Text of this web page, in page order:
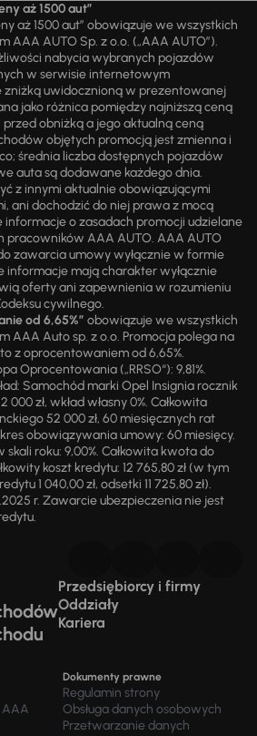
aż 1500 aut”
aż 1500 aut” obowiązuje we wszystkich
AAA AUTO Sp. z o.o. („AAA AUTO”).
nabycia wybranych pojazdów
w serwisie internetowym
zniżką uwidocznioną w prezentowanej
jako różnica pomiędzy najniższą ceną
obniżką a jego aktualną ceną
objętych promocją jest zmienna i
średnia liczba dostępnych pojazdów
auta są dodawane każdego dnia.
z innymi aktualnie obowiązującymi
ani dochodzić do niej prawa z mocą
informacje o zasadach promocji udzielane
pracowników AAA AUTO. AAA AUTO
zawarcia umowy wyłącznie w formie
informacje mają charakter wyłącznie
oferty ani zapewnienia w rozumieniu
cywilnego.
od 6,65%” obowiązuje we wszystkich
AAA Auto sp. z o.o. Promocja polega na
z oprocentowaniem od 6,65%.
Oprocentowania („RRSO“): 9,81%.
Samochód marki Opel Insignia rocznik
000 zł, wkład własny 0%. Całkowita
52 000 zł, 60 miesięcznych rat
obowiązywania umowy: 60 miesięcy.
roku: 9,00%. Całkowita kwota do
koszt kredytu: 12 765,80 zł (w tym
1 040,00 zł, odsetki 11 725,80 zł).
r. Zawarcie ubezpieczenia nie jest
Przedsiębiorcy i firmy
Oddziały
Kariera
Dokumenty prawne
Regulamin strony
Obsługa danych osobowych
Przetwarzanie danych